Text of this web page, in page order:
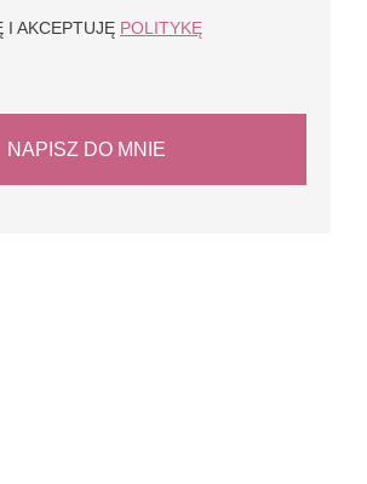
I AKCEPTUJĘ POLITYKĘ
NAPISZ DO MNIE